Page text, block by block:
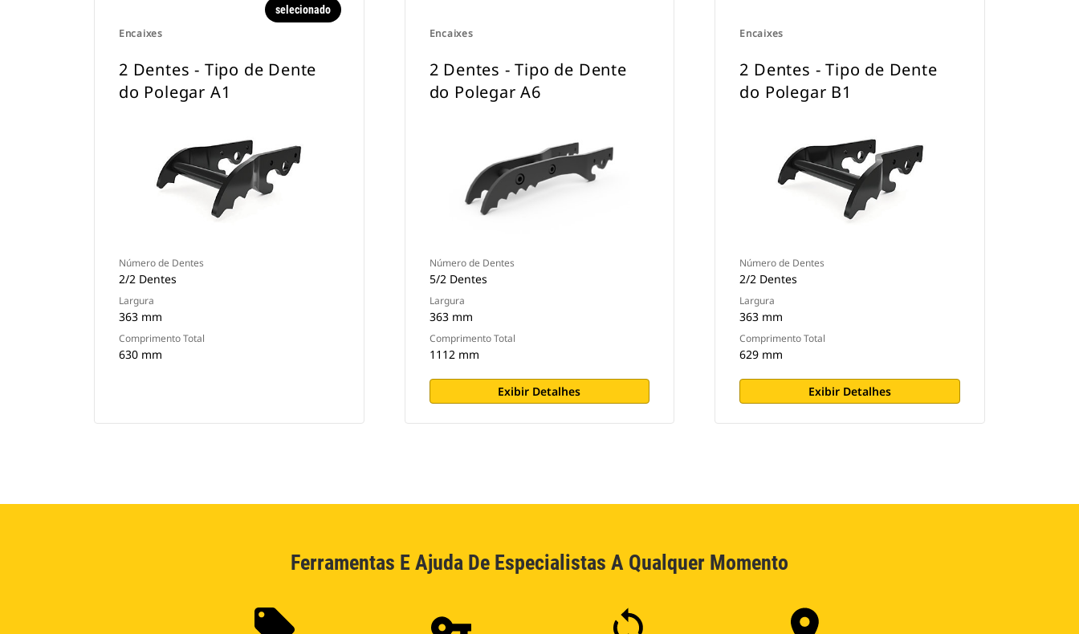
Encaixes
selecionado
2 Dentes - Tipo de Dente
do Polegar A1
Número de Dentes
2/2 Dentes
Largura
363 mm
Comprimento Total
630 mm
Encaixes
2 Dentes - Tipo de Dente
do Polegar A6
Número de Dentes
5/2 Dentes
Largura
363 mm
Comprimento Total
1112 mm
Exibir Detalhes
Encaixes
2 Dentes - Tipo de Dente
do Polegar B1
Número de Dentes
2/2 Dentes
Largura
363 mm
Comprimento Total
629 mm
Exibir Detalhes
Ferramentas E Ajuda De Especialistas A Qualquer Momento